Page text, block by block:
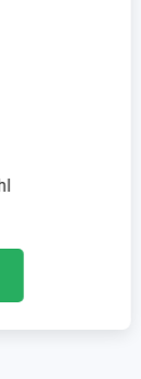
auswählen